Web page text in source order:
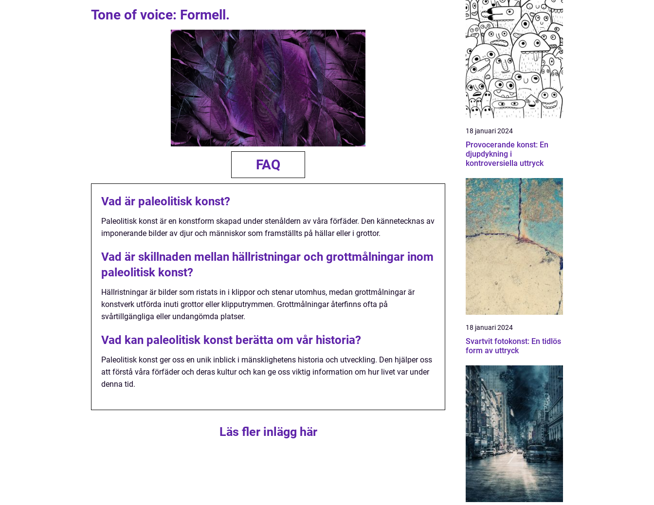
Tone of voice: Formell.
FAQ
Vad är paleolitisk konst?
Paleolitisk konst är en konstform skapad under stenåldern av våra förfäder. Den kännetecknas av
imponerande bilder av djur och människor som framställts på hällar eller i grottor.
Vad är skillnaden mellan hällristningar och grottmålningar inom
paleolitisk konst?
Hällristningar är bilder som ristats in i klippor och stenar utomhus, medan grottmålningar är
konstverk utförda inuti grottor eller klipputrymmen. Grottmålningar återfinns ofta på
svårtillgängliga eller undangömda platser.
Vad kan paleolitisk konst berätta om vår historia?
Paleolitisk konst ger oss en unik inblick i mänsklighetens historia och utveckling. Den hjälper oss
att förstå våra förfäder och deras kultur och kan ge oss viktig information om hur livet var under
denna tid.
Läs fler inlägg här
18 januari 2024
Provocerande konst: En
djupdykning i
kontroversiella uttryck
18 januari 2024
Svartvit fotokonst: En tidlös
form av uttryck